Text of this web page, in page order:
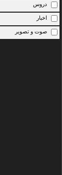
دروس
اخبار
صوت و تصویر